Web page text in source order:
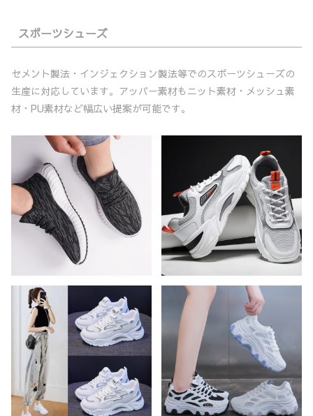
スポーツシューズ
セメント製法・インジェクション製法等でのスポーツシューズの
生産に対応しています。アッパー素材もニット素材・メッシュ素
材・PU素材など幅広い提案が可能です。